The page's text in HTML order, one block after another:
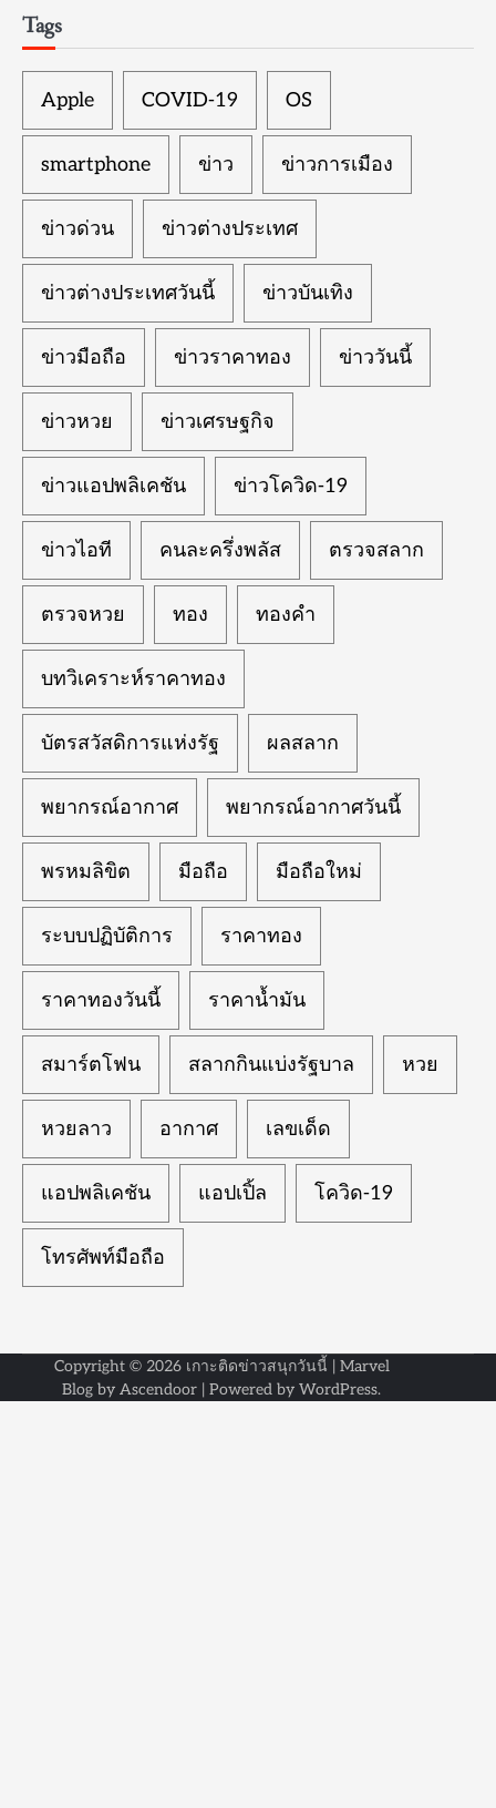
Tags
Apple COVID-19 OS
smartphone ข่าว ข่าวการเมือง
ข่าวด่วน ข่าวต่างประเทศ
ข่าวต่างประเทศวันนี้ ข่าวบันเทิง
ข่าวมือถือ ข่าวราคาทอง ข่าววันนี้
ข่าวหวย ข่าวเศรษฐกิจ
ข่าวแอปพลิเคชัน ข่าวโควิด-19
ข่าวไอที คนละครึ่งพลัส ตรวจสลาก
ตรวจหวย ทอง ทองคำ
บทวิเคราะห์ราคาทอง
บัตรสวัสดิการแห่งรัฐ ผลสลาก
พยากรณ์อากาศ พยากรณ์อากาศวันนี้
พรหมลิขิต มือถือ มือถือใหม่
ระบบปฏิบัติการ ราคาทอง
ราคาทองวันนี้ ราคาน้ำมัน
สมาร์ตโฟน สลากกินแบ่งรัฐบาล หวย
หวยลาว อากาศ เลขเด็ด
แอปพลิเคชัน แอปเปิ้ล โควิด-19
โทรศัพท์มือถือ
Copyright © 2026 เกาะติดข่าวสนุกวันนี้ | Marvel
Blog by Ascendoor | Powered by WordPress.